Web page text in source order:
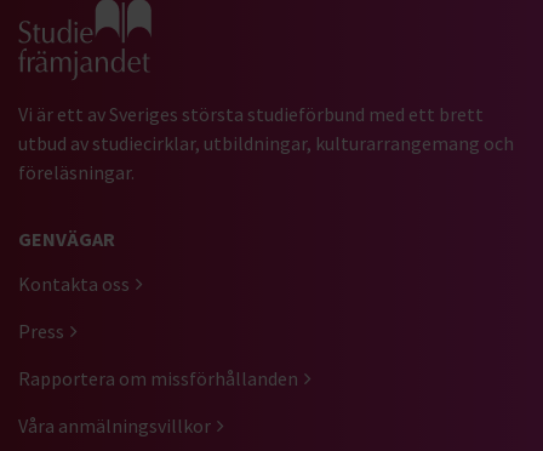
Gå till studiefrämjandets startsida
Vi är ett av Sveriges största studieförbund med ett brett
utbud av studiecirklar, utbildningar, kulturarrangemang och
föreläsningar.
GENVÄGAR
Kontakta oss
Press
Rapportera om missförhållanden
Våra anmälningsvillkor